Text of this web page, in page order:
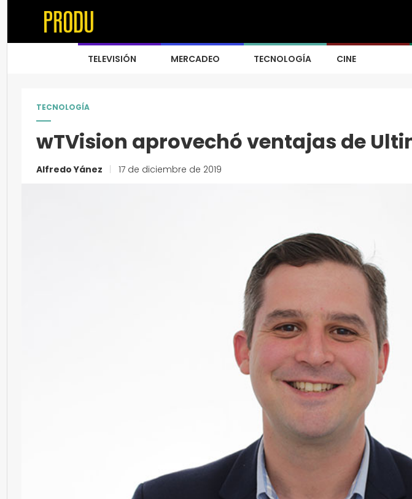
TELEVISIÓN MERCADEO TECNOLOGÍA CINE
TECNOLOGÍA
wTVision aprovechó ventajas de
Alfredo Yánez 17 de diciembre de 2019